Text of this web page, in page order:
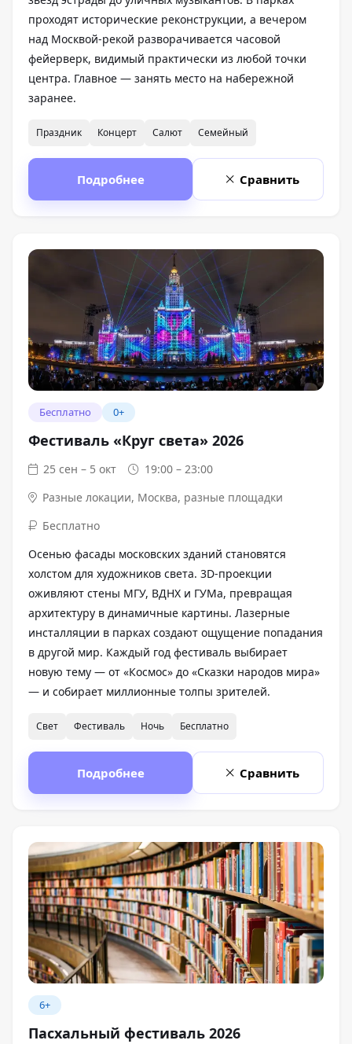
проходят исторические реконструкции, а вечером
над Москвой-рекой разворачивается часовой
фейерверк, видимый практически из любой точки
центра. Главное — занять место на набережной
заранее.
Праздник Концерт Салют Семейный
Подробнее Сравнить
Бесплатно 0+
Фестиваль «Круг света» 2026
25 сен – 5 окт
19:00 – 23:00
Разные локации, Москва, разные площадки
Бесплатно
Осенью фасады московских зданий становятся
холстом для художников света. 3D-проекции
оживляют стены МГУ, ВДНХ и ГУМа, превращая
архитектуру в динамичные картины. Лазерные
инсталляции в парках создают ощущение попадания
в другой мир. Каждый год фестиваль выбирает
новую тему — от «Космос» до «Сказки народов мира»
— и собирает миллионные толпы зрителей.
Свет Фестиваль Ночь Бесплатно
Подробнее Сравнить
6+
Пасхальный фестиваль 2026